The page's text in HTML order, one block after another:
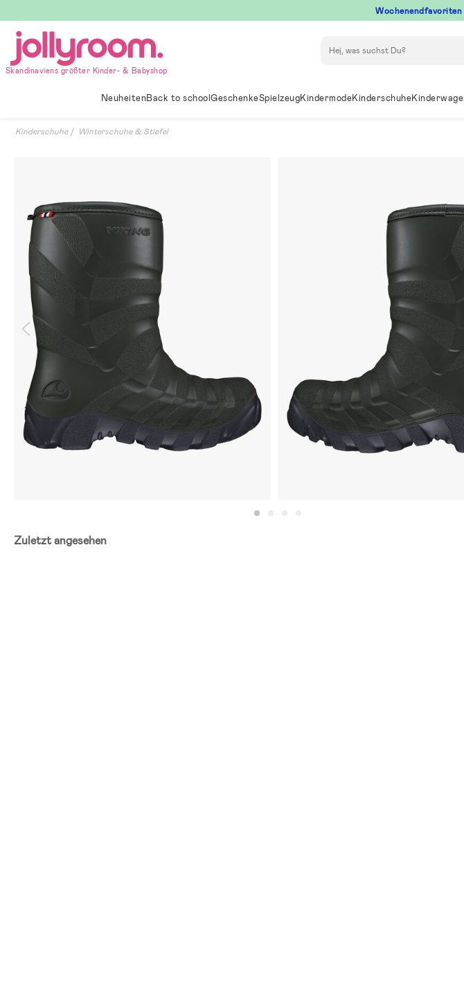
till
innehållet
Skandinaviens größter Kinder- & Babyshop
NeuheitenBack to schoolGeschenkeSpielzeugKindermodeKinderschuhe
Kinderschuhe Winterschuhe & Stiefel
Zuletzt angesehen